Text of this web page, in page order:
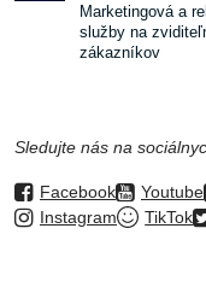
Marketingová a
služby na
zákazníkov
Sledujte nás na
Facebook Youtube
Instagram
TikTok